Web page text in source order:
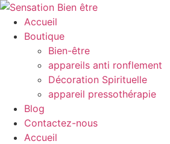
Passer
contenu
Accueil
Boutique
Bien-être
appareils anti ronflement
Décoration Spirituelle
appareil pressothérapie
Blog
Contactez-nous
Accueil